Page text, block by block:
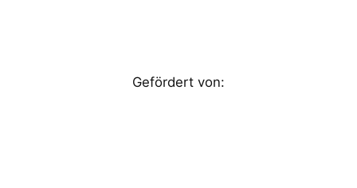
Gefördert von: